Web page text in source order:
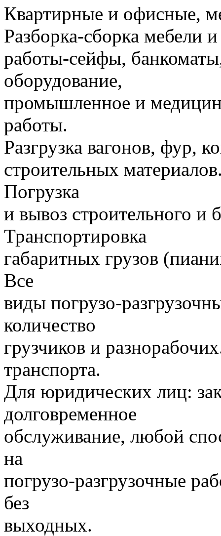
Квартирные и офисные,
Разборка-сборка мебели
работы-сейфы,
оборудование,
промышленное и
работы.
Разгрузка вагонов, фур,
строительных
Погрузка
и вывоз строительного и
Транспортировка
габаритных грузов
Все
виды погрузо-
количество
грузчиков и
транспорта.
Для юридических лиц:
долговременное
обслуживание, любой
на
погрузо-разгрузочные
без
выходных.